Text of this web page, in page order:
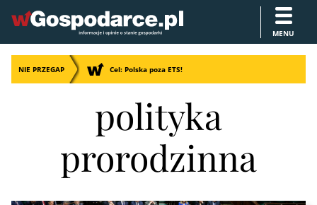
MENU
NIE PRZEGAP Cel: Polska poza ETS!
polityka
prorodzinna